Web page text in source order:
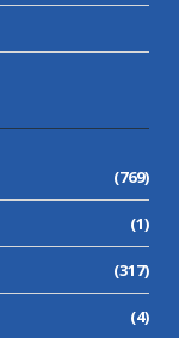
(769)
(1)
(317)
(4)